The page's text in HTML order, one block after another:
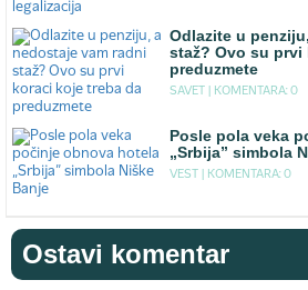
Odlazite u
staž? Ovo su prvi
preduzmete
SAVET | KOMENTARA: 0
Posle pola veka
„Srbija” simbola
VEST | KOMENTARA: 0
Ostavi komentar